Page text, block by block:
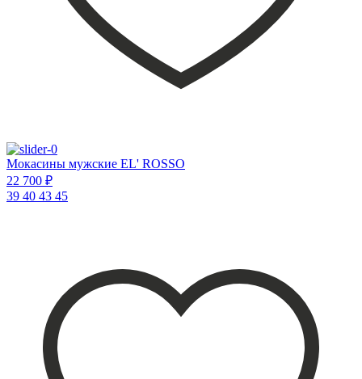
Мокасины мужские EL' ROSSO
22 700 ₽
39 40 43 45